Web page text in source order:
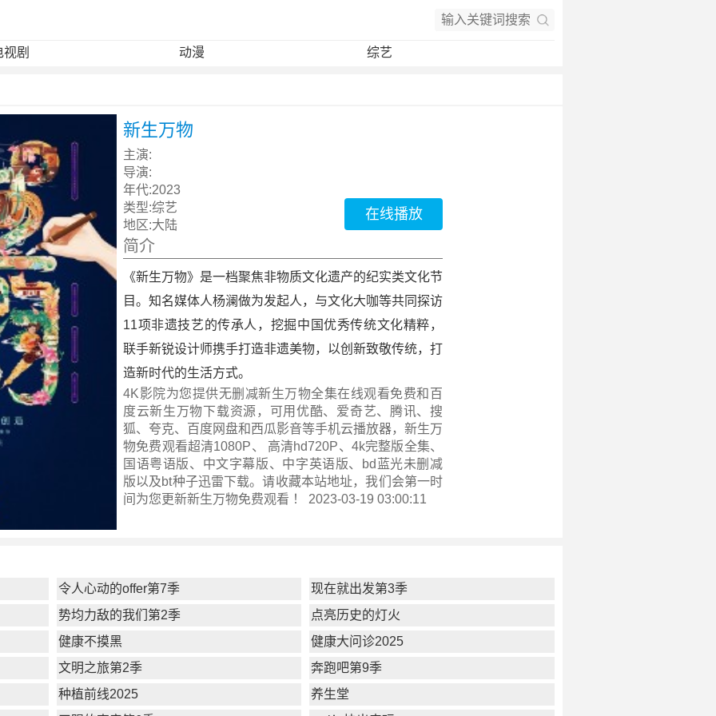
视剧 动漫 综艺
新生万物
主演:
导演:
年代:2023
类型:综艺
地区:大陆
在线播放
简介
《新生万物》是一档聚焦非物质文化遗产的纪实类文化节
目。知名媒体人杨澜做为发起人，与文化大咖等共同探访
11项非遗技艺的传承人，挖掘中国优秀传统文化精粹，
联手新锐设计师携手打造非遗美物，以创新致敬传统，打
造新时代的生活方式。
4K影院为您提供无删减新生万物全集在线观看免费和百
度云新生万物下载资源，可用优酷、爱奇艺、腾讯、搜
狐、夸克、百度网盘和西瓜影音等手机云播放器，新生万
物免费观看超清1080P、 高清hd720P、4k完整版全集、
国语粤语版、中文字幕版、中字英语版、bd蓝光未删减
版以及bt种子迅雷下载。请收藏本站地址，我们会第一时
间为您更新新生万物免费观看 ！ 2023-03-19 03:00:11
令人心动的offer第7季
现在就出发第3季
势均力敌的我们第2季
点亮历史的灯火
健康不摸黑
健康大问诊2025
文明之旅第2季
奔跑吧第9季
种植前线2025
养生堂